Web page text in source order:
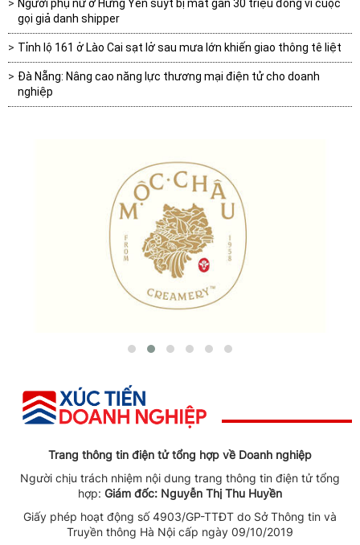
Người phụ nữ ở Hưng Yên suýt bị mất gần 30 triệu đồng vì cuộc
gọi giả danh shipper
Tỉnh lộ 161 ở Lào Cai sạt lở sau mưa lớn khiến giao thông tê liệt
Đà Nẵng: Nâng cao năng lực thương mại điện tử cho doanh
nghiệp
Trang thông tin điện tử tổng hợp về Doanh nghiệp
Người chịu trách nhiệm nội dung trang thông tin điện tử tổng
hợp: Giám đốc: Nguyễn Thị Thu Huyền
Giấy phép hoạt động số 4903/GP-TTĐT do Sở Thông tin và
Truyền thông Hà Nội cấp ngày 09/10/2019